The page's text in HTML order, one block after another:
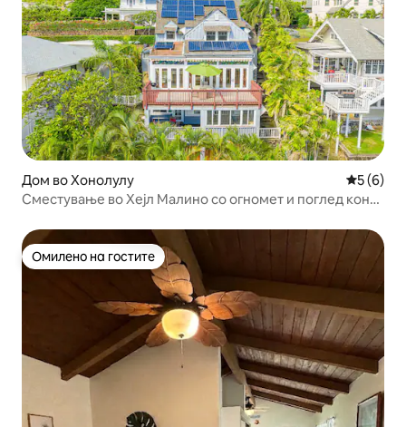
Дом во Хонолулу
5 (6)
Сместување во Хејл Малино со огномет и поглед кон
Омилено на гостите
Омилено на гостите